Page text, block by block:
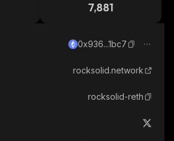
7,881
0x936...1bc7
rocksolid.network
rocksolid-reth